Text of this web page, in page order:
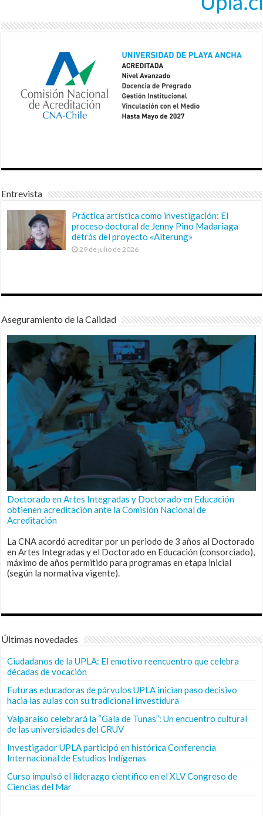
Entrevista
Práctica artística como investigación: El
proceso doctoral de Jenny Pino Madariaga
detrás del proyecto «Alterung»
29 de julio de 2026
Aseguramiento de la Calidad
Doctorado en Artes Integradas y Doctorado en Educación
obtienen acreditación ante la Comisión Nacional de
Acreditación
La CNA acordó acreditar por un periodo de 3 años al Doctorado
en Artes Integradas y el Doctorado en Educación (consorciado),
máximo de años permitido para programas en etapa inicial
(según la normativa vigente).
Últimas novedades
Ciudadanos de la UPLA: El emotivo reencuentro que celebra
décadas de vocación
Futuras educadoras de párvulos UPLA inician paso decisivo
hacia las aulas con su tradicional investidura
Valparaíso celebrará la “Gala de Tunas”: Un encuentro cultural
de las universidades del CRUV
Investigador UPLA participó en histórica Conferencia
Internacional de Estudios Indígenas
Curso impulsó el liderazgo científico en el XLV Congreso de
Ciencias del Mar